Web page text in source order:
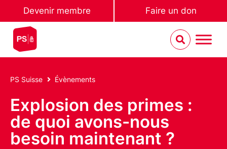
Devenir membre Faire un don
PS Suisse Évènements
Explosion des primes :
de quoi avons-nous
besoin maintenant ?